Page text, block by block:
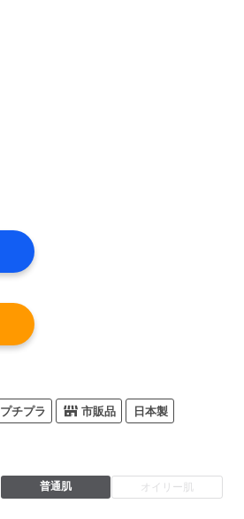
プチプラ 市販品 日本製
普通肌 オイリー肌